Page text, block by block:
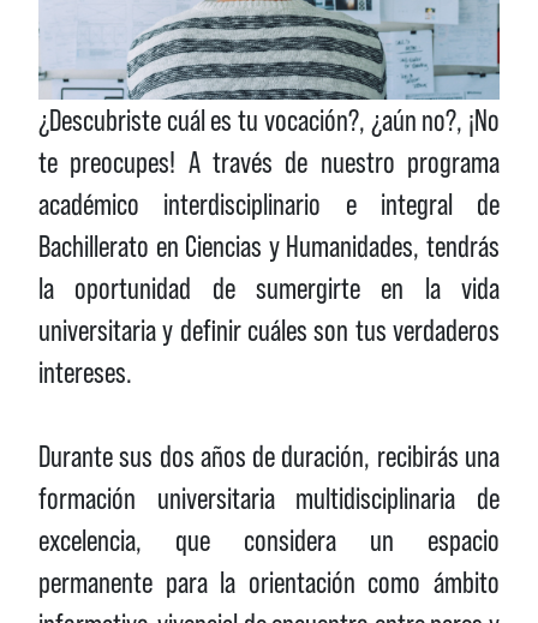
¿Descubriste cuál es tu vocación?, ¿aún no?, ¡No
te preocupes! A través de nuestro programa
académico interdisciplinario e integral de
Bachillerato en Ciencias y Humanidades, tendrás
la oportunidad de sumergirte en la vida
universitaria y definir cuáles son tus verdaderos
intereses.
Durante sus dos años de duración, recibirás una
formación universitaria multidisciplinaria de
excelencia, que considera un espacio
permanente para la orientación como ámbito